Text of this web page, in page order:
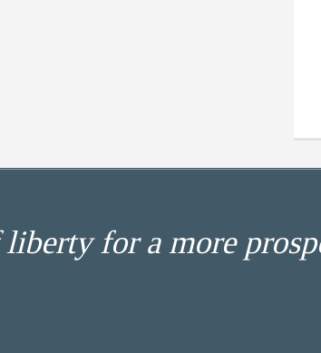
for a more